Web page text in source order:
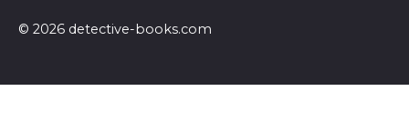
© 2026 detective-books.com